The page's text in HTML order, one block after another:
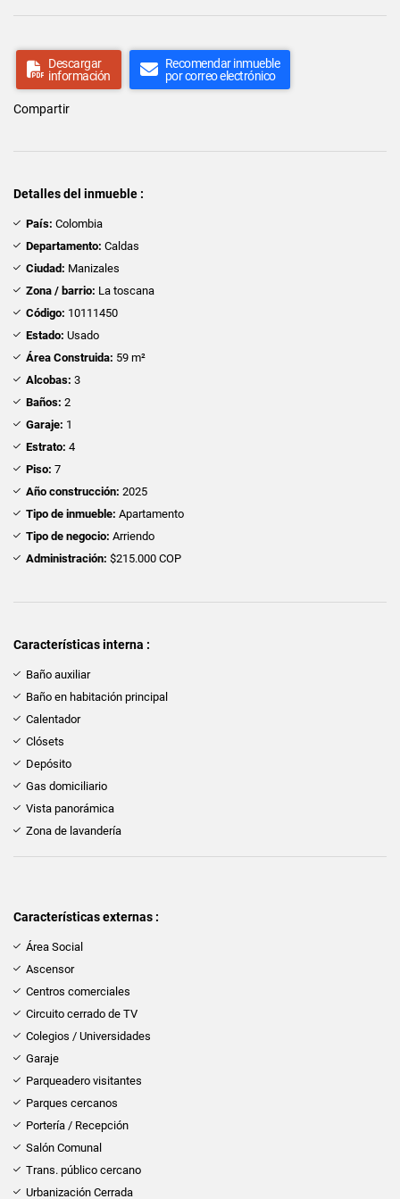
Descargar
información
Recomendar inmueble
por correo electrónico
Compartir
Detalles del inmueble :
País: Colombia
Departamento: Caldas
Ciudad: Manizales
Zona / barrio: La toscana
Código: 10111450
Estado: Usado
Área Construida: 59 m²
Alcobas: 3
Baños: 2
Garaje: 1
Estrato: 4
Piso: 7
Año construcción: 2025
Tipo de inmueble: Apartamento
Tipo de negocio: Arriendo
Administración: $215.000 COP
Características interna :
Baño auxiliar
Baño en habitación principal
Calentador
Clósets
Depósito
Gas domiciliario
Vista panorámica
Zona de lavandería
Características externas :
Área Social
Ascensor
Centros comerciales
Circuito cerrado de TV
Colegios / Universidades
Garaje
Parqueadero visitantes
Parques cercanos
Portería / Recepción
Salón Comunal
Trans. público cercano
Urbanización Cerrada